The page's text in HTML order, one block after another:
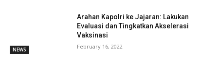
NEWS
Arahan Kapolri ke Jajaran: Lakukan
Evaluasi dan Tingkatkan Akselerasi
Vaksinasi
February 16, 2022